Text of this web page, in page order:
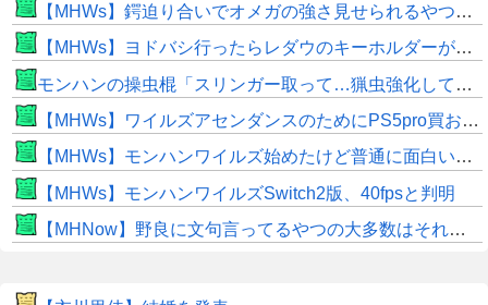
【MHWs】鍔迫り合いでオメガの強さ見せられるやつ一番すき
【MHWs】ヨドバシ行ったらレダウのキーホルダーが100円で売ってて草
モンハンの操虫棍「スリンガー取って…猟虫強化して…エキス取って… よし、戦うぞ」←これ
【MHWs】ワイルズアセンダンスのためにPS5pro買おうとしたら転売価格ばかりじゃねーか
【MHWs】モンハンワイルズ始めたけど普通に面白いじゃん
【MHWs】モンハンワイルズSwitch2版、40fpsと判明
【MHNow】野良に文句言ってるやつの大多数はそれしてないだけの雑魚だから聞く耳持つだけムダよ